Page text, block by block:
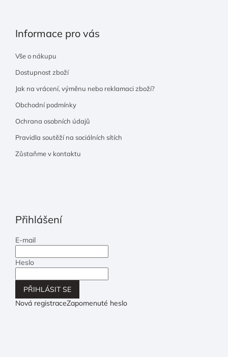
Informace pro vás
Vše o nákupu
Dostupnost zboží
Jak na vrácení, výměnu nebo reklamaci zboží?
Obchodní podmínky
Ochrana osobních údajů
Pravidla soutěží na sociálních sítích
Zůstaňme v kontaktu
Přihlášení
E-mail
Heslo
PŘIHLÁSIT SE
Nová registraceZapomenuté heslo